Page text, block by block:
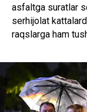
asfaltga suratlar
serhijolat
raqslarga ham